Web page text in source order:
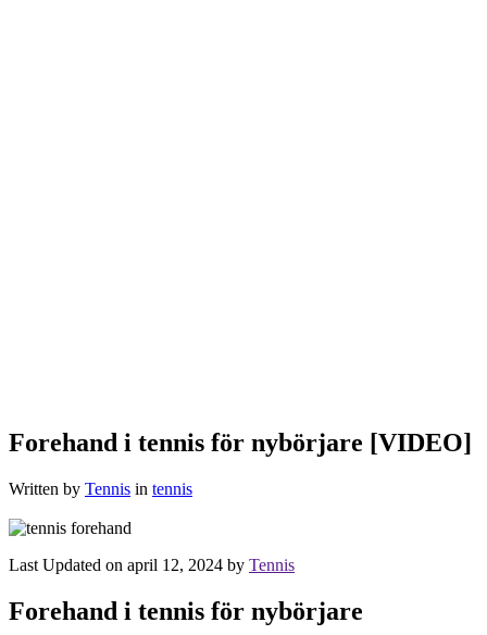
Forehand i tennis för nybörjare [VIDEO]
Written by Tennis in tennis
Last Updated on april 12, 2024 by Tennis
Forehand i tennis för nybörjare